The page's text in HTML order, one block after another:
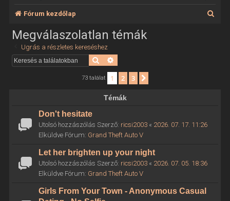
Fórum kezdőlap
Megválaszolatlan témák
Ugrás a részletes kereséshez
Keresés
73 találat 1 2 3
Témák
Don't hesitate
Utolsó hozzászólás Szerző: ricsi2003« 2026. 07. 17. 11:26
Elküldve Fórum: Grand Theft Auto V
Let her brighten up your night
Utolsó hozzászólás Szerző: ricsi2003« 2026. 07. 05. 18:36
Elküldve Fórum: Grand Theft Auto V
Girls From Your Town - Anonymous Casual